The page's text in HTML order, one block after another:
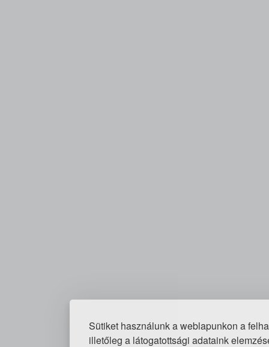
Sütiket használunk a weblapunkon a
illetőleg a látogatottsági adataink